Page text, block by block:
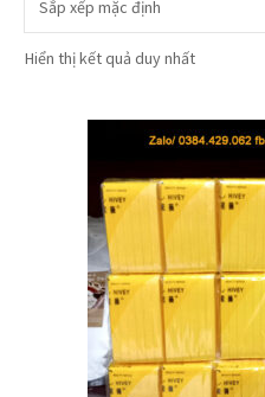
Hiển thị kết quả duy nhất